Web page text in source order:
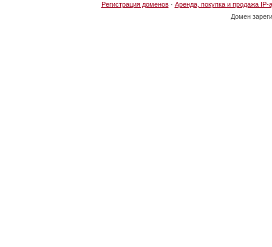
Регистрация доменов· Аренда, покупка и продажа IP-
Домен